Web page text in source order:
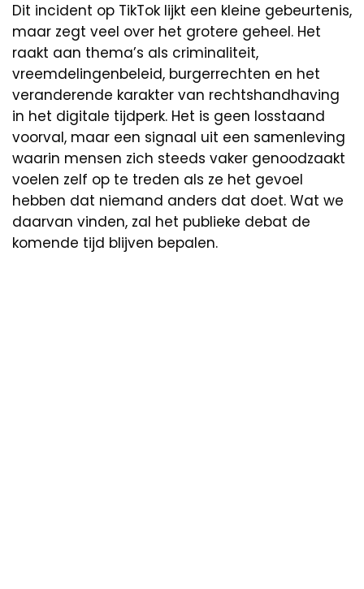
Dit incident op TikTok lijkt een kleine gebeurtenis,
maar zegt veel over het grotere geheel. Het
raakt aan thema’s als criminaliteit,
vreemdelingenbeleid, burgerrechten en het
veranderende karakter van rechtshandhaving
in het digitale tijdperk. Het is geen losstaand
voorval, maar een signaal uit een samenleving
waarin mensen zich steeds vaker genoodzaakt
voelen zelf op te treden als ze het gevoel
hebben dat niemand anders dat doet. Wat we
daarvan vinden, zal het publieke debat de
komende tijd blijven bepalen.